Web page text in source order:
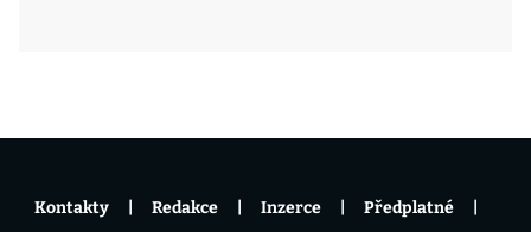
Kontakty Redakce Inzerce Předplatné